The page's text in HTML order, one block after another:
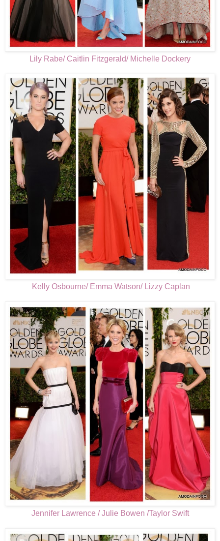
Lily Rabe/ Caitlin Fitzgerald/ Michelle Dockery
Kelly Osbourne/ Emma Watson/ Lizzy Caplan
Jennifer Lawrence / Julie Bowen /Taylor Swift